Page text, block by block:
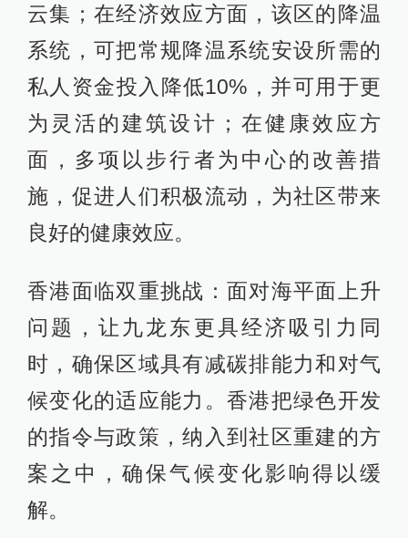
云集；在经济效应方面，该区的降温
系统，可把常规降温系统安设所需的
私人资金投入降低10%，并可用于更
为灵活的建筑设计；在健康效应方
面，多项以步行者为中心的改善措
施，促进人们积极流动，为社区带来
良好的健康效应。
香港面临双重挑战：面对海平面上升
问题，让九龙东更具经济吸引力同
时，确保区域具有减碳排能力和对气
候变化的适应能力。香港把绿色开发
的指令与政策，纳入到社区重建的方
案之中，确保气候变化影响得以缓
解。